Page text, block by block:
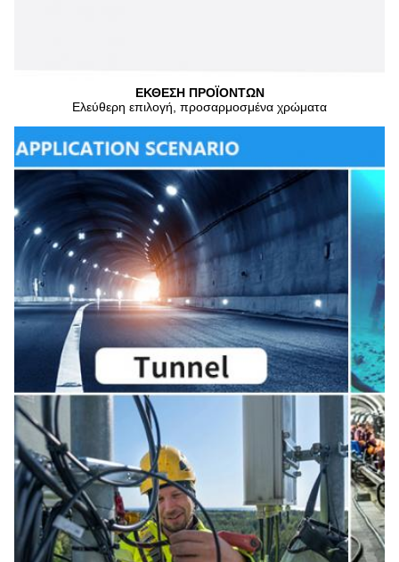
ΕΚΘΕΣΗ ΠΡΟΪΟΝΤΩΝ
Ελεύθερη επιλογή, προσαρμοσμένα χρώματα